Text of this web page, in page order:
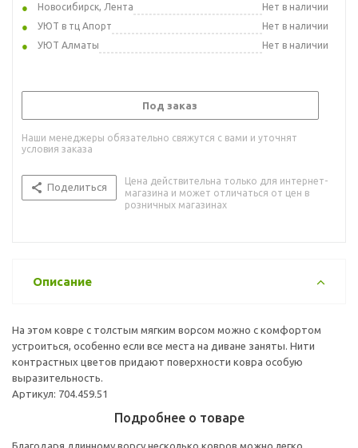
Новосибирск, Лента
Нет в наличии
УЮТ в тц Апорт
Нет в наличии
УЮТ Алматы
Нет в наличии
Под заказ
Наши менеджеры обязательно свяжутся с вами и уточнят
условия заказа
Поделиться
Цена действительна только для интернет-
магазина и может отличаться от цен в
розничных магазинах
Описание
На этом ковре с толстым мягким ворсом можно с комфортом
устроиться, особенно если все места на диване заняты. Нити
контрастных цветов придают поверхности ковра особую
выразительность.
Артикул: 704.459.51
Подробнее о товаре
Благодаря длинному ворсу несколько ковров можно легко